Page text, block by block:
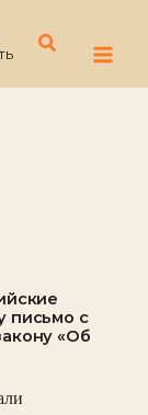
Поиск
письмо с
«Об